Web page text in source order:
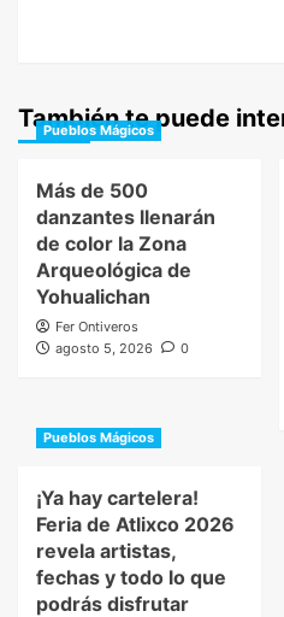
También te puede
Pueblos Mágicos
Más de 500
danzantes llenarán
de color la Zona
Arqueológica de
Yohualichan
Fer Ontiveros
agosto 5, 2026
0
Pueblos Mágicos
¡Ya hay cartelera!
Feria de Atlixco 2026
revela artistas,
fechas y todo lo que
podrás disfrutar